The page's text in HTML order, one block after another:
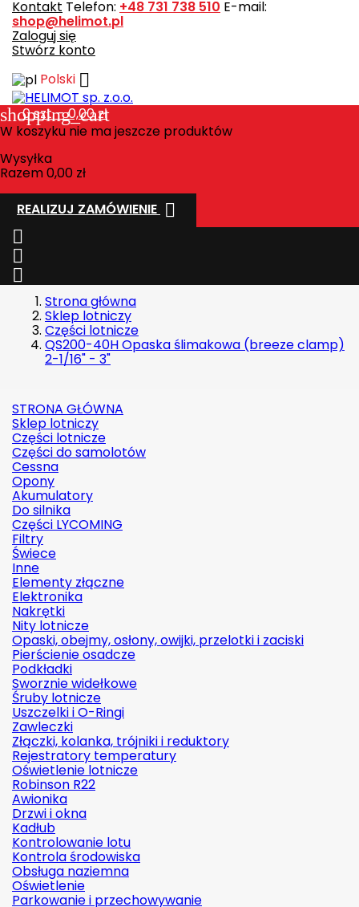
Kontakt Telefon: +48 731 738 510 E-mail:
shop@helimot.pl
Zaloguj się
Stwórz konto
Polski 
shopping_cart
0szt. - 0,00 zł
W koszyku nie ma jeszcze produktów
Wysyłka
Razem0,00 zł
REALIZUJ ZAMÓWIENIE 



Strona główna
Sklep lotniczy
Części lotnicze
QS200-40H Opaska ślimakowa (breeze clamp)
2-1/16" - 3"
STRONA GŁÓWNA
Sklep lotniczy
Części lotnicze
Części do samolotów
Cessna
Opony
Akumulatory
Do silnika
Części LYCOMING
Filtry
Świece
Inne
Elementy złączne
Elektronika
Nakrętki
Nity lotnicze
Opaski, obejmy, osłony, owijki, przelotki i zaciski
Pierścienie osadcze
Podkładki
Sworznie widełkowe
Śruby lotnicze
Uszczelki i O-Ringi
Zawleczki
Złączki, kolanka, trójniki i reduktory
Rejestratory temperatury
Oświetlenie lotnicze
Robinson R22
Awionika
Drzwi i okna
Kadłub
Kontrolowanie lotu
Kontrola środowiska
Obsługa naziemna
Oświetlenie
Parkowanie i przechowywanie